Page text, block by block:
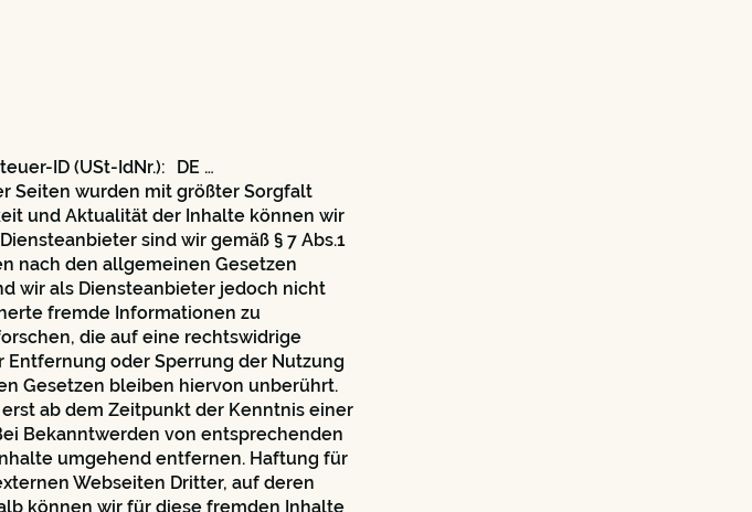
ID (USt-IdNr.): DE …
Seiten wurden mit größter Sorgfalt
und Aktualität der Inhalte können wir
sind wir gemäß § 7 Abs.1
nach den allgemeinen Gesetzen
wir als Diensteanbieter jedoch nicht
fremde Informationen zu
die auf eine rechtswidrige
oder Sperrung der Nutzung
Gesetzen bleiben hiervon unberührt.
ab dem Zeitpunkt der Kenntnis einer
Bekanntwerden von entsprechenden
umgehend entfernen. Haftung für
Webseiten Dritter, auf deren
können wir für diese fremden Inhalte